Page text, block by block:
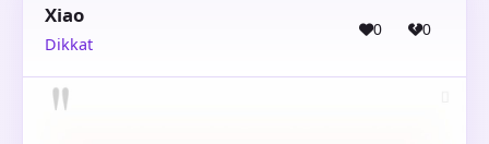
Xiao
Dikkat
0 0